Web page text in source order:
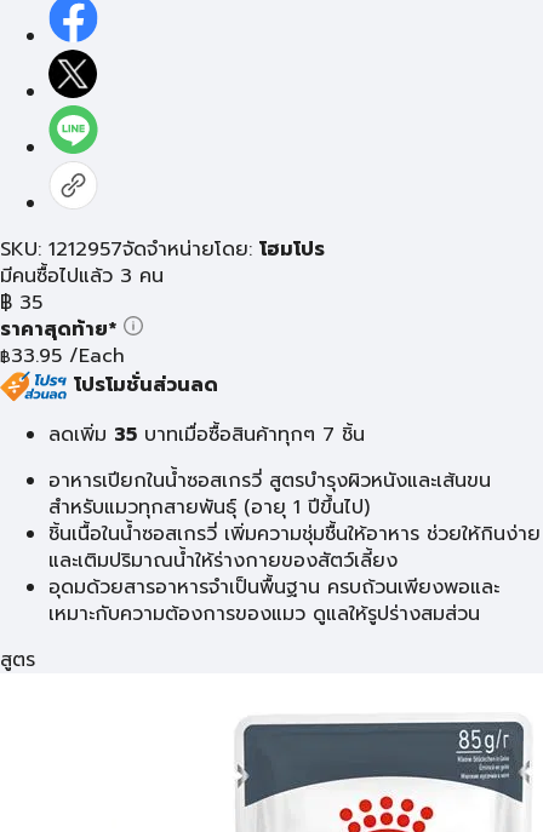
SKU: 1212957จัดจำหน่ายโดย: โฮมโปร
มีคนซื้อไปแล้ว 3 คน
฿ 35
ราคาสุดท้าย*
฿33.95 /Each
โปรโมชั่นส่วนลด
ลดเพิ่ม 35 บาทเมื่อซื้อสินค้าทุกๆ 7 ชิ้น
อาหารเปียกในน้ำซอสเกรวี่ สูตรบำรุงผิวหนังและเส้นขน
สำหรับแมวทุกสายพันธุ์ (อายุ 1 ปีขึ้นไป)
ชิ้นเนื้อในน้ำซอสเกรวี่ เพิ่มความชุ่มชื้นให้อาหาร ช่วยให้กินง่าย
และเติมปริมาณน้ำให้ร่างกายของสัตว์เลี้ยง
อุดมด้วยสารอาหารจำเป็นพื้นฐาน ครบถ้วนเพียงพอและ
เหมาะกับความต้องการของแมว ดูแลให้รูปร่างสมส่วน
สูตร